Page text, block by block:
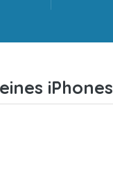
iPhones